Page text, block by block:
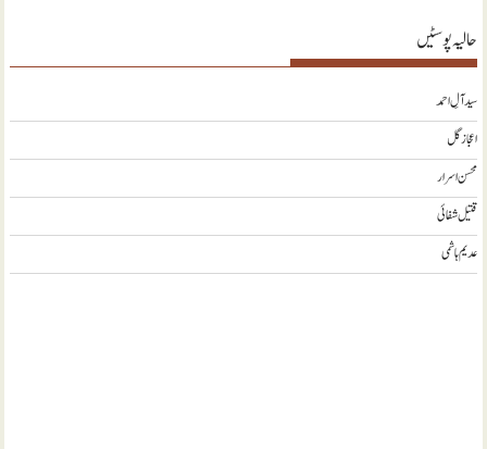
حالیہ پوسٹیں
سید آلِ احمد
اعجاز گل
محسن اسرار
قتیل شفائی
عدیم ہاشمی